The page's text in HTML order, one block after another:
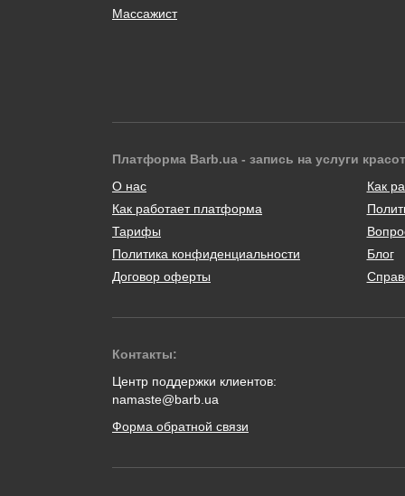
Массажист
Платформа Barb.ua - запись на услуги
О нас
Как работает платформа
Тарифы
Политика конфиденциальности
Договор оферты
Как
Блог
Контакты:
Центр поддержки клиентов:
namaste@barb.ua
Форма обратной связи